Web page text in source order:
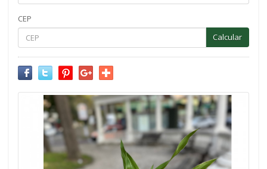
CEP
Calcular